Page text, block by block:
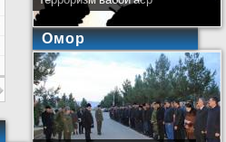
Омор